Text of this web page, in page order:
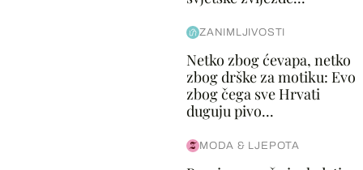
ZANIMLJIVOSTI
Netko zbog ćevapa, netko
zbog drške za motiku: Evo
zbog čega sve Hrvati
duguju pivo...
MODA & LJEPOTA